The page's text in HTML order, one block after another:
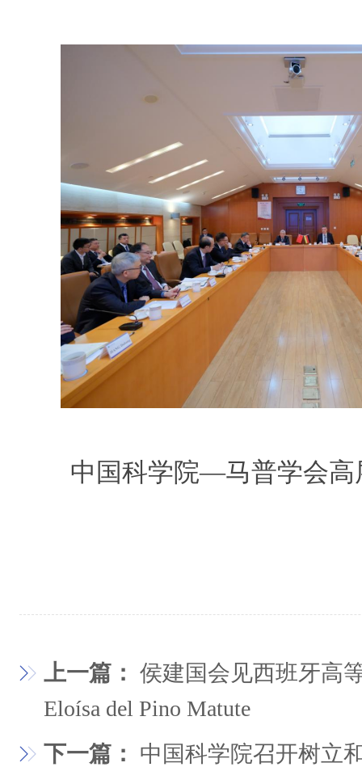
中国科学院—马普学会高
上一篇： 侯建国会见西班牙高
Eloísa del Pino Matute
下一篇： 中国科学院召开树立